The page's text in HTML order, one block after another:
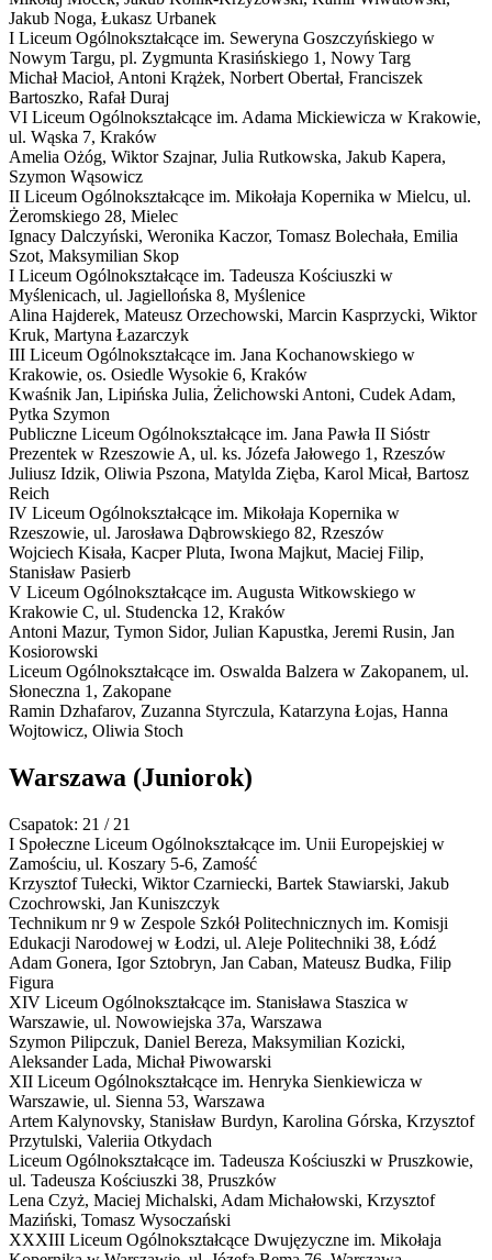
Jakub Noga, Łukasz Urbanek
I Liceum Ogólnokształcące im. Seweryna Goszczyńskiego w
Nowym Targu, pl. Zygmunta Krasińskiego 1, Nowy Targ
Michał Macioł, Antoni Krążek, Norbert Obertał, Franciszek
Bartoszko, Rafał Duraj
VI Liceum Ogólnokształcące im. Adama Mickiewicza w Krakowie,
ul. Wąska 7, Kraków
Amelia Ożóg, Wiktor Szajnar, Julia Rutkowska, Jakub Kapera,
Szymon Wąsowicz
II Liceum Ogólnokształcące im. Mikołaja Kopernika w Mielcu, ul.
Żeromskiego 28, Mielec
Ignacy Dalczyński, Weronika Kaczor, Tomasz Bolechała, Emilia
Szot, Maksymilian Skop
I Liceum Ogólnokształcące im. Tadeusza Kościuszki w
Myślenicach, ul. Jagiellońska 8, Myślenice
Alina Hajderek, Mateusz Orzechowski, Marcin Kasprzycki, Wiktor
Kruk, Martyna Łazarczyk
III Liceum Ogólnokształcące im. Jana Kochanowskiego w
Krakowie, os. Osiedle Wysokie 6, Kraków
Kwaśnik Jan, Lipińska Julia, Żelichowski Antoni, Cudek Adam,
Pytka Szymon
Publiczne Liceum Ogólnokształcące im. Jana Pawła II Sióstr
Prezentek w Rzeszowie A, ul. ks. Józefa Jałowego 1, Rzeszów
Juliusz Idzik, Oliwia Pszona, Matylda Zięba, Karol Micał, Bartosz
Reich
IV Liceum Ogólnokształcące im. Mikołaja Kopernika w
Rzeszowie, ul. Jarosława Dąbrowskiego 82, Rzeszów
Wojciech Kisała, Kacper Pluta, Iwona Majkut, Maciej Filip,
Stanisław Pasierb
V Liceum Ogólnokształcące im. Augusta Witkowskiego w
Krakowie C, ul. Studencka 12, Kraków
Antoni Mazur, Tymon Sidor, Julian Kapustka, Jeremi Rusin, Jan
Kosiorowski
Liceum Ogólnokształcące im. Oswalda Balzera w Zakopanem, ul.
Słoneczna 1, Zakopane
Ramin Dzhafarov, Zuzanna Styrczula, Katarzyna Łojas, Hanna
Wojtowicz, Oliwia Stoch
Warszawa (Juniorok)
Csapatok: 21 / 21
I Społeczne Liceum Ogólnokształcące im. Unii Europejskiej w
Zamościu, ul. Koszary 5-6, Zamość
Krzysztof Tułecki, Wiktor Czarniecki, Bartek Stawiarski, Jakub
Czochrowski, Jan Kuniszczyk
Technikum nr 9 w Zespole Szkół Politechnicznych im. Komisji
Edukacji Narodowej w Łodzi, ul. Aleje Politechniki 38, Łódź
Adam Gonera, Igor Sztobryn, Jan Caban, Mateusz Budka, Filip
Figura
XIV Liceum Ogólnokształcące im. Stanisława Staszica w
Warszawie, ul. Nowowiejska 37a, Warszawa
Szymon Pilipczuk, Daniel Bereza, Maksymilian Kozicki,
Aleksander Lada, Michał Piwowarski
XII Liceum Ogólnokształcące im. Henryka Sienkiewicza w
Warszawie, ul. Sienna 53, Warszawa
Artem Kalynovsky, Stanisław Burdyn, Karolina Górska, Krzysztof
Przytulski, Valeriia Otkydach
Liceum Ogólnokształcące im. Tadeusza Kościuszki w Pruszkowie,
ul. Tadeusza Kościuszki 38, Pruszków
Lena Czyż, Maciej Michalski, Adam Michałowski, Krzysztof
Maziński, Tomasz Wysoczański
XXXIII Liceum Ogólnokształcące Dwujęzyczne im. Mikołaja